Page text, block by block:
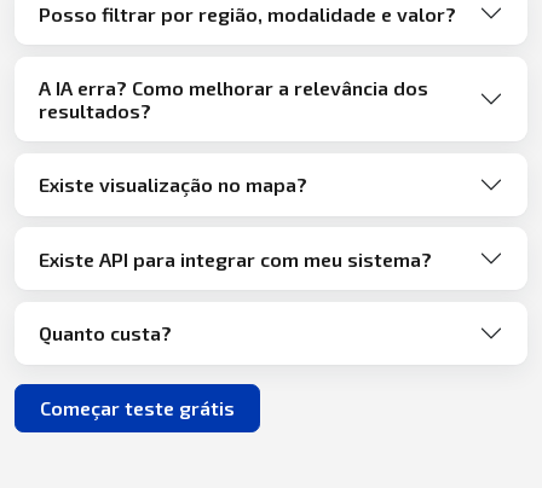
Posso filtrar por região, modalidade e valor?
A IA erra? Como melhorar a relevância dos
resultados?
Existe visualização no mapa?
Existe API para integrar com meu sistema?
Quanto custa?
Começar teste grátis